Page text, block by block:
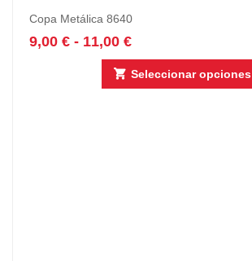
Copa Metálica 8640
9,00 € - 11,00 €
Seleccionar opciones